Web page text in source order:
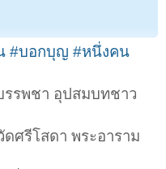
#บอกบุญ #หนึ่งคน
รรพชา อุปสมบทชาว
ดศรีโสดา พระอาราม